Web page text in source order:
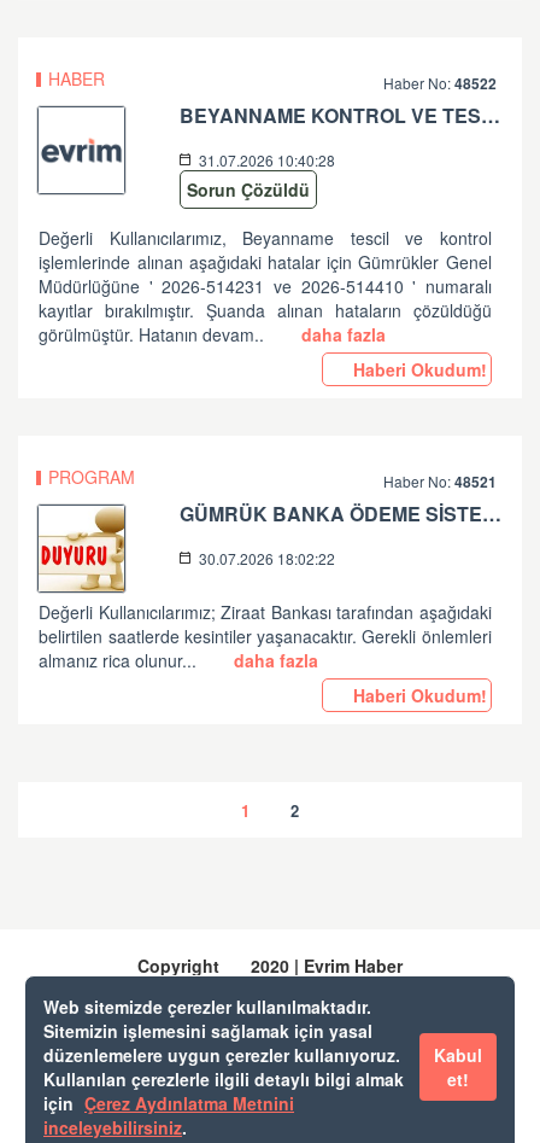
Web sitemizde çerezler kullanılmaktadır.
Sitemizin işlemesini sağlamak için yasal
düzenlemelere uygun çerezler kullanıyoruz.
Kullanılan çerezlerle ilgili detaylı bilgi almak
için Çerez Aydınlatma Metnini
inceleyebilirsiniz.
Kabul
et!
HABER Haber No:48522
BEYANNAME KONTROL VE TESCİL İŞLEMLERİNDE ALINAN HATALAR HK
31.07.2026 10:40:28
Sorun Çözüldü
Değerli Kullanıcılarımız, Beyanname tescil ve kontrol
işlemlerinde alınan aşağıdaki hatalar için Gümrükler Genel
Müdürlüğüne ' 2026-514231 ve 2026-514410 ' numaralı
kayıtlar bırakılmıştır. Şuanda alınan hataların çözüldüğü
görülmüştür. Hatanın devam..
daha fazla
Haberi Okudum!
PROGRAM Haber No:48521
GÜMRÜK BANKA ÖDEME SİSTEMLERİ ZİRAAT BANKASI PLANLI ÇALIŞMA HK
30.07.2026 18:02:22
Değerli Kullanıcılarımız; Ziraat Bankası tarafından aşağıdaki
belirtilen saatlerde kesintiler yaşanacaktır. Gerekli önlemleri
almanız rica olunur...
daha fazla
Haberi Okudum!
1 2
Copyright 2020 | Evrim Haber
Evrim Yazılım & Danışmanlık
Evrim Destek
Web Gümrük